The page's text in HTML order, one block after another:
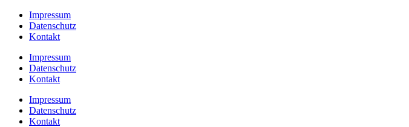
Impressum
Datenschutz
Kontakt
Impressum
Datenschutz
Kontakt
Impressum
Datenschutz
Kontakt